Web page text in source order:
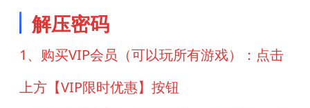
解压密码
1、购买VIP会员（可以玩所有游戏）：点击
上方【VIP限时优惠】按钮